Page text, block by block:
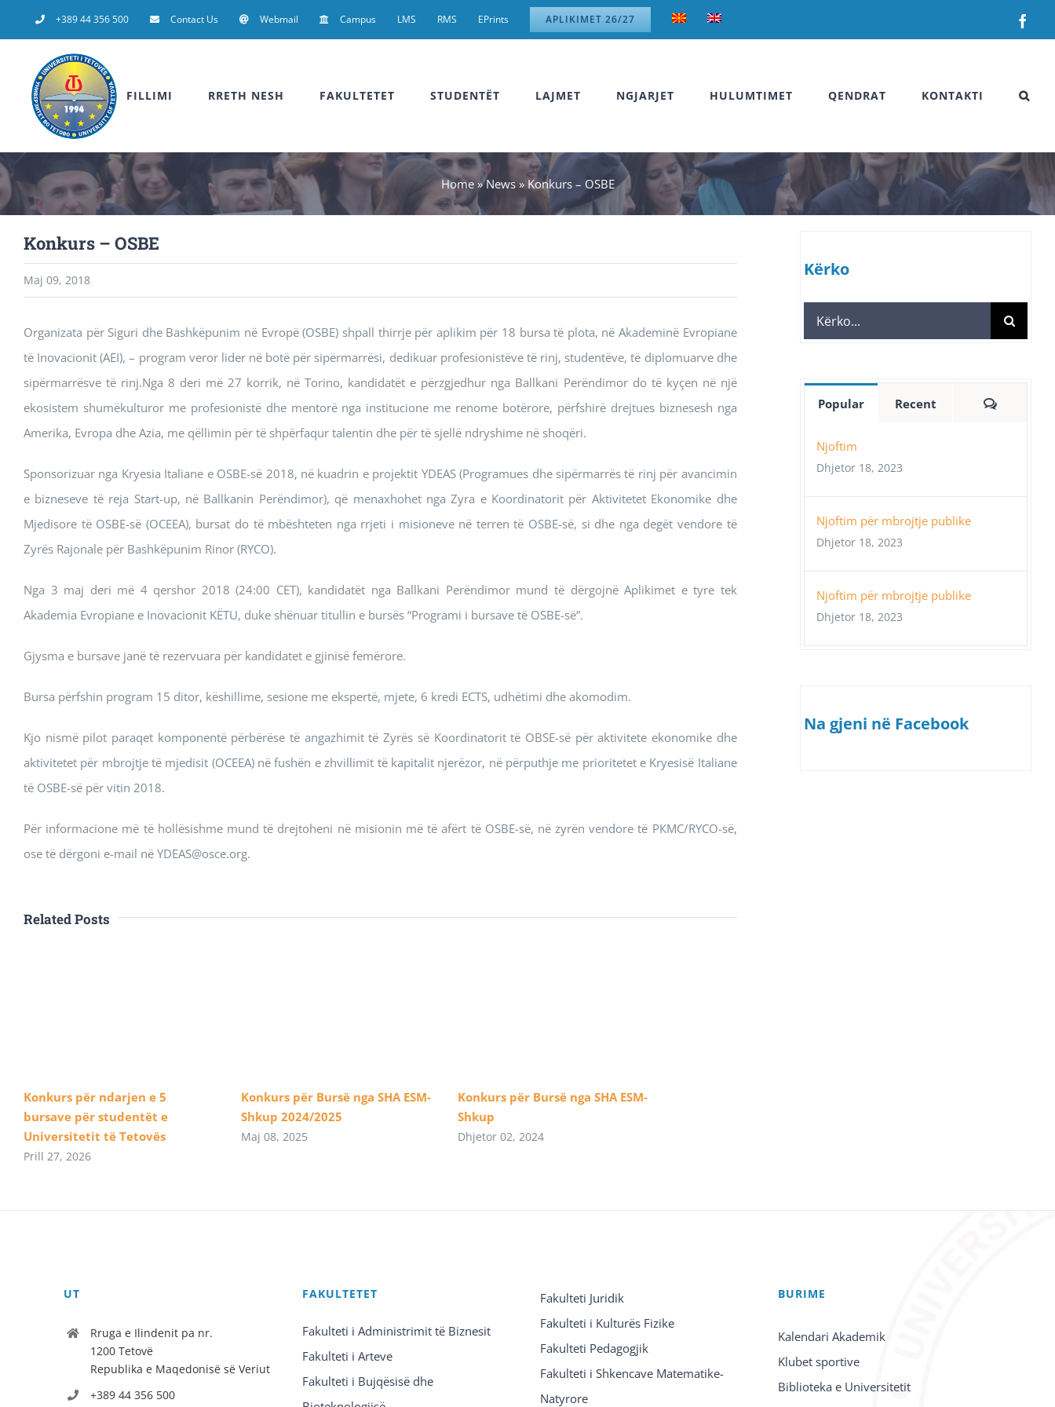
to
+389 44 356 500 Contact Us Webmail Campus LMS RMS EPrints APLIKIMET 26/27
FILLIMI RRETH NESH FAKULTETET STUDENTËT LAJMET NGJARJET HULUMTIMET QENDRAT KONTAKTI
Home»News» Konkurs – OSBE
Konkurs – OSBE
Maj 09, 2018
Organizata për Siguri dhe Bashkëpunim në Evropë (OSBE) shpall thirrje për aplikim për 18 bursa të plota, në Akademinë Evropiane
të Inovacionit (AEI), – program veror lider në botë për sipërmarrësi, dedikuar profesionistëve të rinj, studentëve, të diplomuarve dhe
sipërmarrësve të rinj.Nga 8 deri më 27 korrik, në Torino, kandidatët e përzgjedhur nga Ballkani Perëndimor do të kyçen në një
ekosistem shumëkulturor me profesionistë dhe mentorë nga institucione me renome botërore, përfshirë drejtues biznesesh nga
Amerika, Evropa dhe Azia, me qëllimin për të shpërfaqur talentin dhe për të sjellë ndryshime në shoqëri.
Sponsorizuar nga Kryesia Italiane e OSBE-së 2018, në kuadrin e projektit YDEAS (Programues dhe sipërmarrës të rinj për avancimin
e bizneseve të reja Start-up, në Ballkanin Perëndimor), që menaxhohet nga Zyra e Koordinatorit për Aktivitetet Ekonomike dhe
Mjedisore të OSBE-së (OCEEA), bursat do të mbështeten nga rrjeti i misioneve në terren të OSBE-së, si dhe nga degët vendore të
Zyrës Rajonale për Bashkëpunim Rinor (RYCO).
Nga 3 maj deri më 4 qershor 2018 (24:00 CET), kandidatët nga Ballkani Perëndimor mund të dërgojnë Aplikimet e tyre tek
Akademia Evropiane e Inovacionit KËTU, duke shënuar titullin e bursës “Programi i bursave të OSBE-së”.
Gjysma e bursave janë të rezervuara për kandidatet e gjinisë femërore.
Bursa përfshin program 15 ditor, këshillime, sesione me ekspertë, mjete, 6 kredi ECTS, udhëtimi dhe akomodim.
Kjo nismë pilot paraqet komponentë përbërëse të angazhimit të Zyrës së Koordinatorit të OBSE-së për aktivitete ekonomike dhe
aktivitetet për mbrojtje të mjedisit (OCEEA) në fushën e zhvillimit të kapitalit njerëzor, në përputhje me prioritetet e Kryesisë Italiane
të OSBE-së për vitin 2018.
Për informacione më të hollësishme mund të drejtoheni në misionin më të afërt të OSBE-së, në zyrën vendore të РКМС/RYCO-së,
ose të dërgoni e-mail në YDEAS@osce.org.
Related Posts
Konkurs për ndarjen e 5
bursave për studentët e
Universitetit të Tetovës
Prill 27, 2026
Konkurs për Bursë nga SHA ESM-
Shkup 2024/2025
Maj 08, 2025
Konkurs për Bursë nga SHA ESM-
Shkup
Dhjetor 02, 2024
Kërko
Search
for:
Popular Recent
Njoftim
Dhjetor 18, 2023
Njoftim për mbrojtje publike
Dhjetor 18, 2023
Njoftim për mbrojtje publike
Dhjetor 18, 2023
Na gjeni në Facebook
UT
Rruga e Ilindenit pa nr.
1200 Tetovë
Republika e Maqedonisë së Veriut
+389 44 356 500
FAKULTETET
Fakulteti i Administrimit të Biznesit
Fakulteti i Arteve
Fakulteti i Bujqësisë dhe
Fakulteti Juridik
Fakulteti i Kulturës Fizike
Fakulteti Pedagogjik
Fakulteti i Shkencave Matematike-
Natyrore
BURIME
Kalendari Akademik
Klubet sportive
Biblioteka e Universitetit